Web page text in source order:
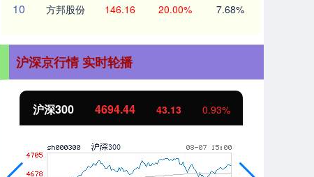
10 方邦股份 146.16 20.00% 7.68%
沪深京行情 实时轮播
北证50 1134.24 11.37 1.01%